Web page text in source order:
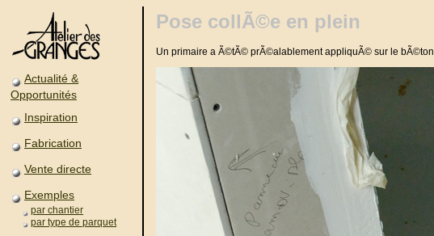
Actualité &
Opportunités
Inspiration
Fabrication
Vente directe
Exemples
par chantier
par type de parquet
Pose collÃ©e en plein
Un primaire a Ã©tÃ© prÃ©alablement appliquÃ© sur le bÃ©ton